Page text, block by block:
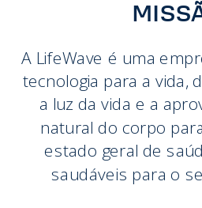
A LifeWave é uma
tecnologia para a vida,
a luz da vida e a
natural do corpo
estado geral de
saudáveis ​​para o